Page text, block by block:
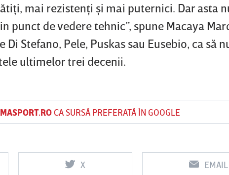
mai rezistenţi şi mai puternici. Dar asta
punct de vedere tehnic”, spune Macaya
Stefano, Pele, Puskas sau Eusebio, ca să
ultimelor trei decenii.
CA SURSĂ PREFERATĂ ÎN GOOGLE
X EMAIL